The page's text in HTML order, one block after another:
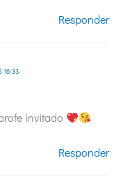
Responder
16:33
invitado
Responder